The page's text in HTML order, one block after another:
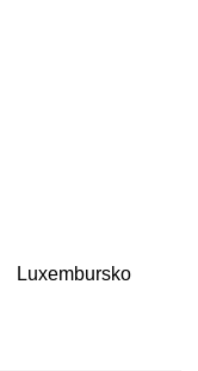
Luxembursko